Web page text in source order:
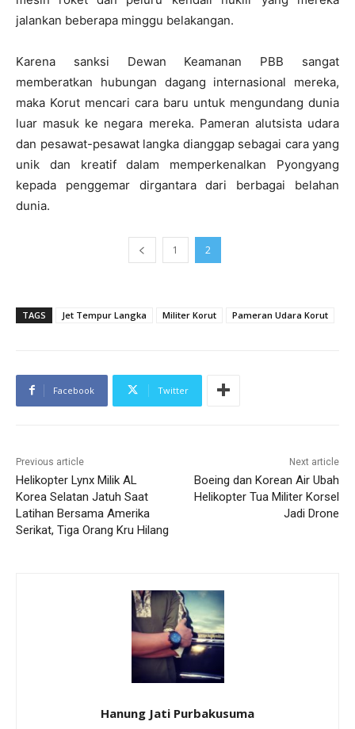
jalankan beberapa minggu belakangan.
Karena sanksi Dewan Keamanan PBB sangat
memberatkan hubungan dagang internasional mereka,
maka Korut mencari cara baru untuk mengundang dunia
luar masuk ke negara mereka. Pameran alutsista udara
dan pesawat-pesawat langka dianggap sebagai cara yang
unik dan kreatif dalam memperkenalkan Pyongyang
kepada penggemar dirgantara dari berbagai belahan
dunia.
1 2
TAGS Jet Tempur Langka Militer Korut Pameran Udara Korut
Facebook Twitter
Previous article
Helikopter Lynx Milik AL
Korea Selatan Jatuh Saat
Latihan Bersama Amerika
Serikat, Tiga Orang Kru Hilang
Next article
Boeing dan Korean Air Ubah
Helikopter Tua Militer Korsel
Jadi Drone
Hanung Jati Purbakusuma